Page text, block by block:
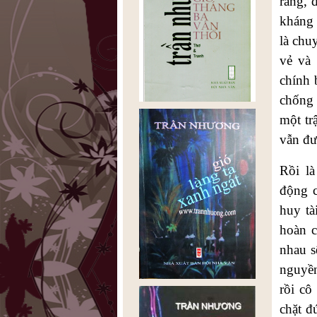
là
vẻ và
chính
một
vẫn
Rồi là
động
huy
hoàn
nhau
rồi cô
chặt